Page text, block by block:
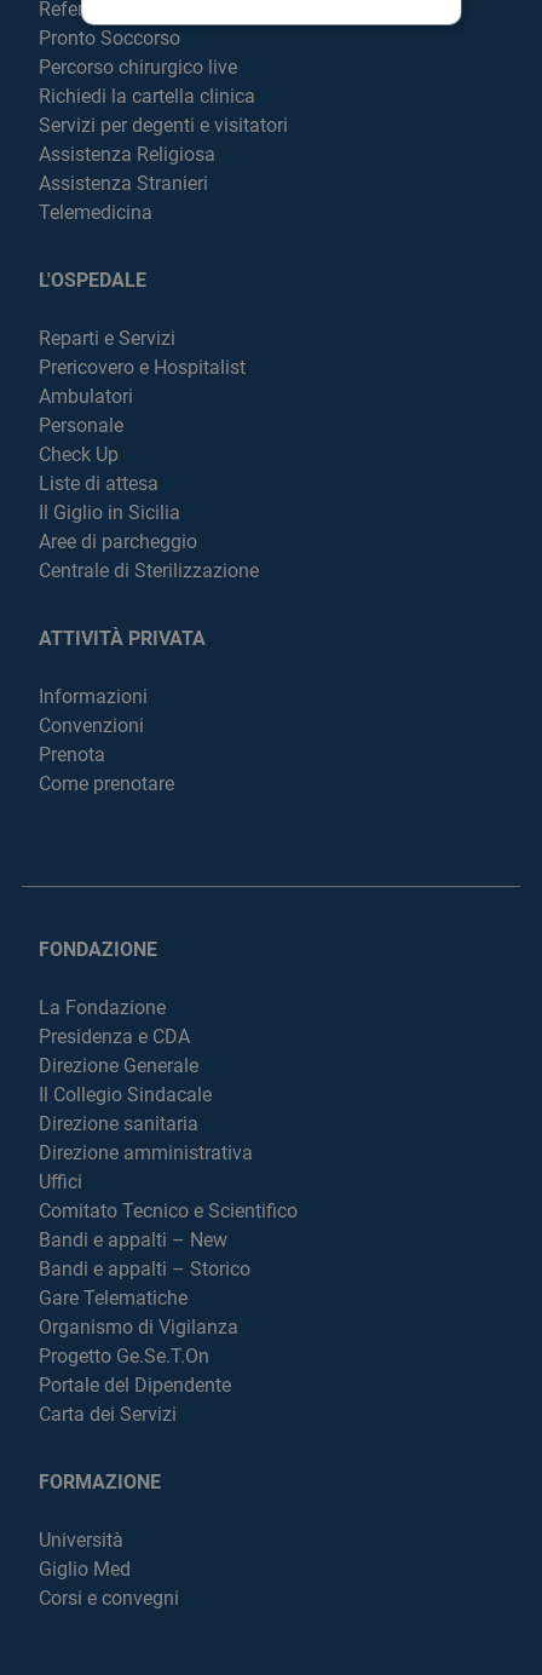
Referti online
Pronto Soccorso
Percorso chirurgico live
Richiedi la cartella clinica
Servizi per degenti e visitatori
Assistenza Religiosa
Assistenza Stranieri
Telemedicina
L'OSPEDALE
Reparti e Servizi
Prericovero e Hospitalist
Ambulatori
Personale
Check Up
Liste di attesa
Il Giglio in Sicilia
Aree di parcheggio
Centrale di Sterilizzazione
ATTIVITÀ PRIVATA
Informazioni
Convenzioni
Prenota
Come prenotare
FONDAZIONE
La Fondazione
Presidenza e CDA
Direzione Generale
Il Collegio Sindacale
Direzione sanitaria
Direzione amministrativa
Uffici
Comitato Tecnico e Scientifico
Bandi e appalti – New
Bandi e appalti – Storico
Gare Telematiche
Organismo di Vigilanza
Progetto Ge.Se.T.On
Portale del Dipendente
Carta dei Servizi
FORMAZIONE
Università
Giglio Med
Corsi e convegni